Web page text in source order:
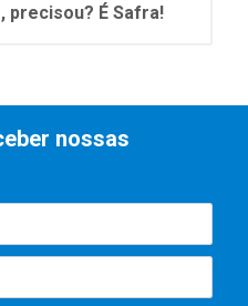
precisou? É Safra!
nossas